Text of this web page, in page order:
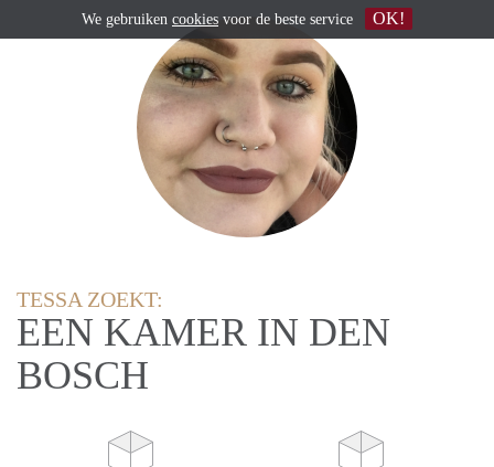
TESSA ZOEKT:
EEN KAMER IN DEN
BOSCH
We gebruiken cookies voor de beste service OK!